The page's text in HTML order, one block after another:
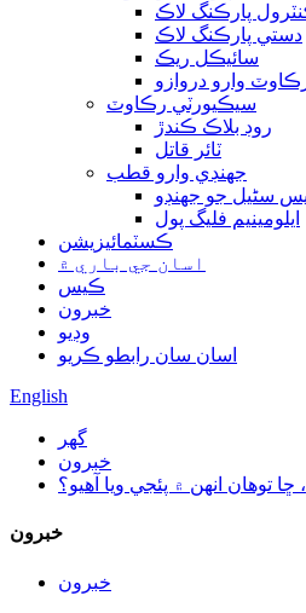
پارڪنگ لاڪ
دستي پارڪنگ لاڪ
سائيڪل ريڪ
وارو دروازو
سيڪيورٽي رڪاوٽ
روڊ بلاڪ ڪندڙ
ٽائر قاتل
جهنڊي وارو قطب
سٹیل جو جھنڊو
ايلومينيم فليگ پول
ڪسٽمائيزيشن
اسان جي باري ۾
ڪيس
خبرون
وڊيو
اسان سان رابطو ڪريو
English
گھر
خبرون
توهان انهن ۾ پئجي ويا آهيو؟
خبرون
خبرون